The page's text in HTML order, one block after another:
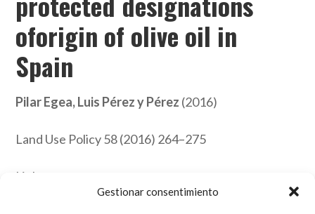
Gestionar consentimiento
oforigin of olive oil in
Spain
Pilar Egea, Luis Pérez y Pérez (2016)
Land Use Policy 58 (2016) 264–275
Link